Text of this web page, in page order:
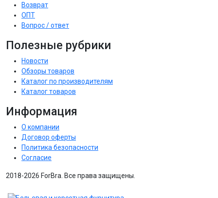
Возврат
ОПТ
Вопрос / ответ
Полезные рубрики
Новости
Обзоры товаров
Каталог по производителям
Каталог товаров
Информация
О компании
Договор оферты
Политика безопасности
Согласие
2018-2026 ForBra. Все права защищены.